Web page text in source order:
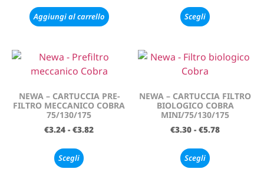
Aggiungi al carrello Scegli
NEWA – CARTUCCIA PRE-
FILTRO MECCANICO COBRA
75/130/175
€3.24 - €3.82
Scegli
NEWA – CARTUCCIA FILTRO
BIOLOGICO COBRA
MINI/75/130/175
€3.30 - €5.78
Scegli